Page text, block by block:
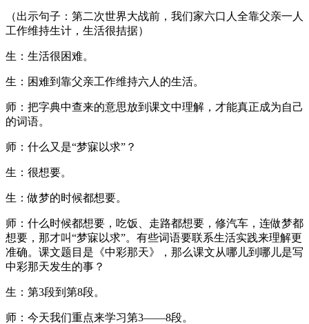
（出示句子：第二次世界大战前，我们家六口人全靠父亲一人
工作维持生计，生活很拮据）
生：生活很困难。
生：困难到靠父亲工作维持六人的生活。
师：把字典中查来的意思放到课文中理解，才能真正成为自己
的词语。
师：什么又是“梦寐以求”？
生：很想要。
生：做梦的时候都想要。
师：什么时候都想要，吃饭、走路都想要，修汽车，连做梦都
想要，那才叫“梦寐以求”。有些词语要联系生活实践来理解更
准确。课文题目是《中彩那天》，那么课文从哪儿到哪儿是写
中彩那天发生的事？
生：第3段到第8段。
师：今天我们重点来学习第3——8段。